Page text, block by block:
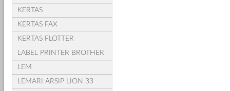
KERTAS
KERTAS FAX
KERTAS FLOTTER
LABEL PRINTER BROTHER
LEM
LEMARI ARSIP LION 33